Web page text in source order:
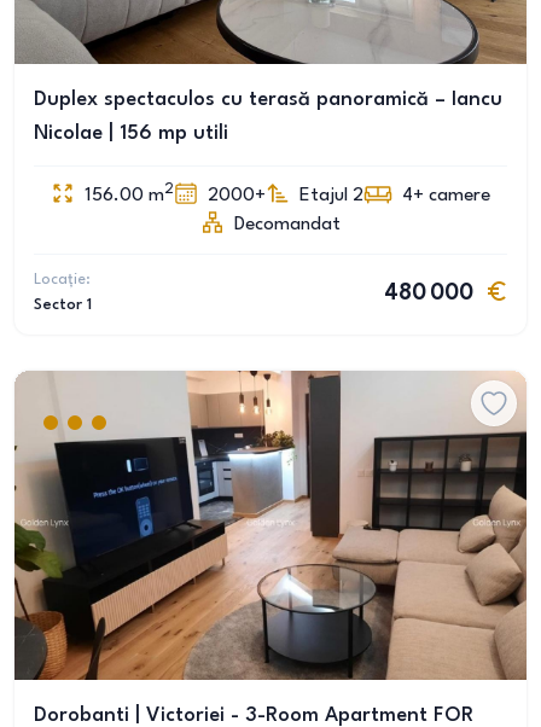
Duplex spectaculos cu terasă panoramică – Iancu
Nicolae | 156 mp utili
156.00 m2 2000+ Etajul 2 4+ camere
Decomandat
Locație:
Sector 1
480 000
Dorobanti | Victoriei - 3-Room Apartment FOR